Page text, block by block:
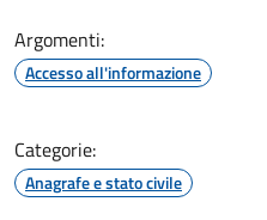
Argomenti:
Accesso all'informazione
Categorie:
Anagrafe e stato civile